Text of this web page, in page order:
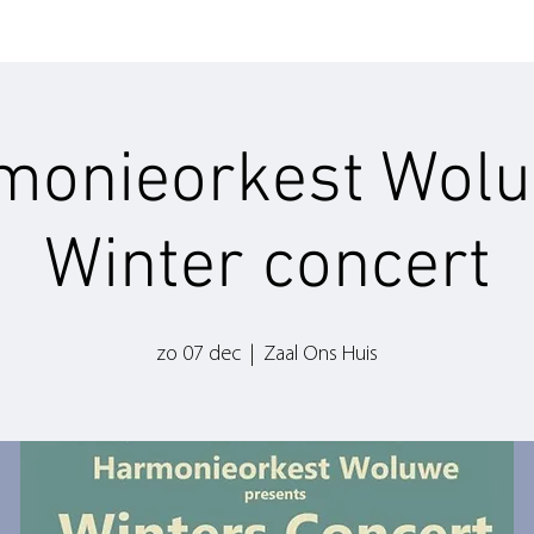
Winter concert
zo 07 dec Zaal Ons Huis